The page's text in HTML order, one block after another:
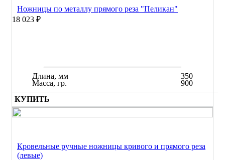
Ножницы по металлу прямого реза "Пеликан"
18 023 ₽
Длина, мм
Масса, гр.
350
900
КУПИТЬ
Кровельные ручные ножницы кривого и прямого реза
(левые)